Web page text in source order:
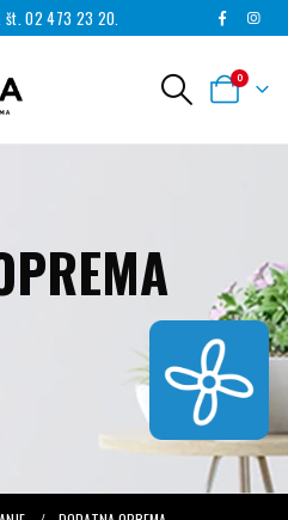
št. 02 473 23 20.
0